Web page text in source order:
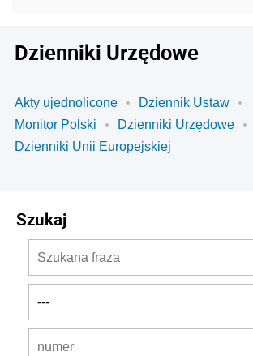
Dzienniki Urzędowe
Akty ujednolicone
Dziennik Ustaw
Monitor Polski
Dzienniki Urzędowe
Dzienniki Unii Europejskiej
Szukaj